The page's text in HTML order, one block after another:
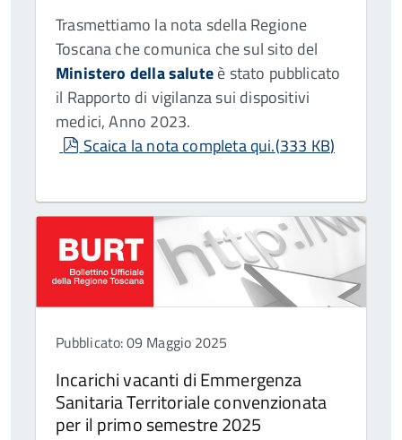
Trasmettiamo la nota sdella Regione
Toscana che comunica che sul sito del
Ministero della saluteè stato pubblicato
il Rapporto di vigilanza sui dispositivi
medici, Anno 2023.
pdf
Scaica la nota completa qui.(333 KB)
Pubblicato: 09 Maggio 2025
Incarichi vacanti di Emmergenza
Sanitaria Territoriale convenzionata
per il primo semestre 2025